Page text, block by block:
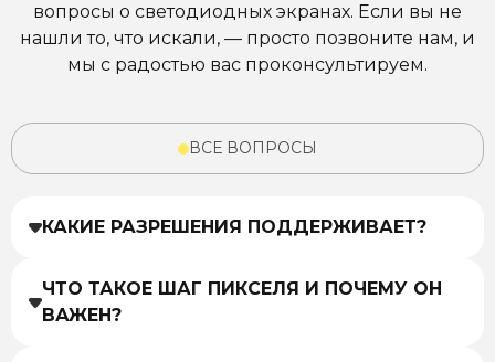
вопросы о светодиодных экранах. Если вы не
нашли то, что искали, — просто позвоните нам, и
мы с радостью вас проконсультируем.
ВСЕ ВОПРОСЫ
КАКИЕ РАЗРЕШЕНИЯ ПОДДЕРЖИВАЕТ?
ЧТО ТАКОЕ ШАГ ПИКСЕЛЯ И ПОЧЕМУ ОН
ВАЖЕН?